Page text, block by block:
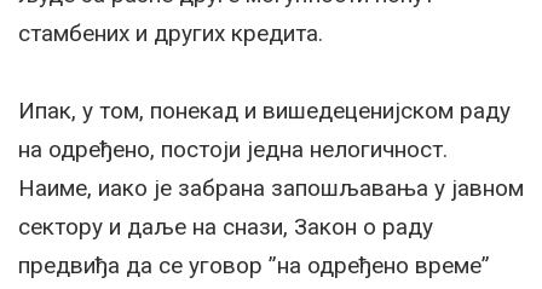
стамбених и других кредита.
Ипак, у том, понекад и вишедеценијском раду
на одређено, постоји једна нелогичност.
Наиме, иако је забрана запошљавања у јавном
сектору и даље на снази, Закон о раду
предвиђа да се уговор ”на одређено време”